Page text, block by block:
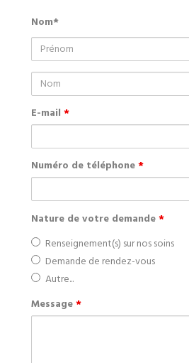
Nom*
Prénom
Nom
E-mail *
Numéro de téléphone*
Nature de votre demande*
Renseignement(s) sur nos soins
Demande de rendez-vous
Autre...
Message*